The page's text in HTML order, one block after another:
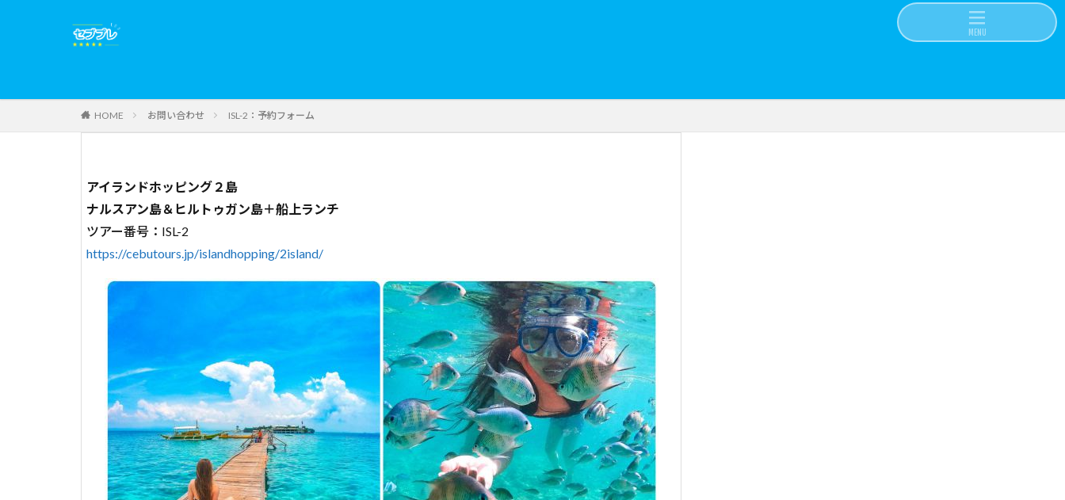
HOME お問い合わせ ISL-2：予約フォーム
アイランドホッピング２島
ナルスアン島＆ヒルトゥガン島＋船上ランチ
ツアー番号：ISL-2
https://cebutours.jp/islandhopping/2island/